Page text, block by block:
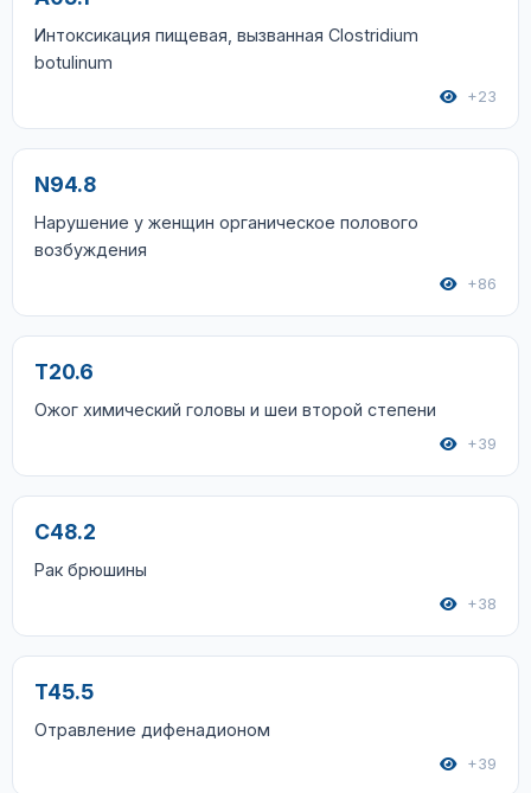
Интоксикация пищевая, вызванная Clostridium
botulinum
+23
N94.8
Нарушение у женщин органическое полового
возбуждения
+86
T20.6
Ожог химический головы и шеи второй степени
+39
C48.2
Рак брюшины
+38
T45.5
Отравление дифенадионом
+39